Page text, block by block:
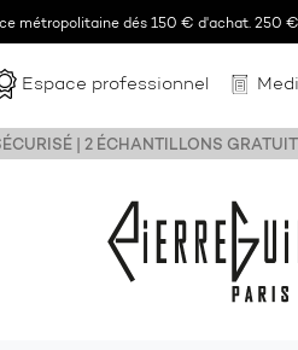
métropolitaine dés 150 € d'achat. 250
Espace professionnel
| 2 ÉCHANTILLONS